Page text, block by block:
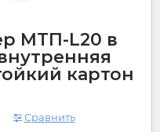
МТП-L20 в
картон
Сравнить